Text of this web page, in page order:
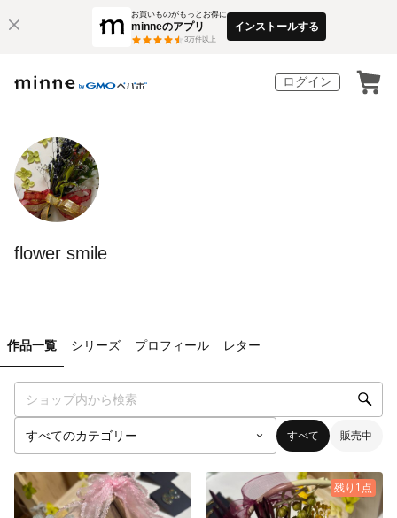
お買いものがもっとお得に
minneのアプリ
3万件以上
インストールする
ログイン
flower smile
作品一覧 シリーズ プロフィール レター
すべて 販売中
残り1点